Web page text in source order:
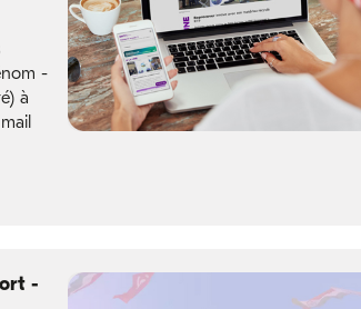
-
à
-